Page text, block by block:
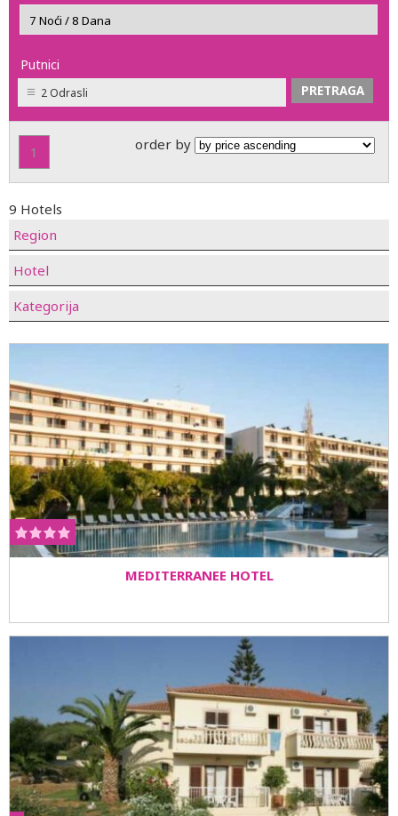
Putnici
2 Odrasli
1 order by
9 Hotels
Region
Hotel
Kategorija
MEDITERRANEE HOTEL